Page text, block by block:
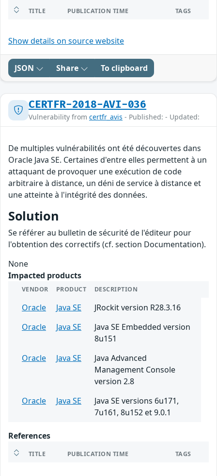
TITLE PUBLICATION TIME TAGS
Show details on source website
JSON Share To clipboard
CERTFR-2018-AVI-036
Vulnerability from certfr_avis - Published: - Updated:
De multiples vulnérabilités ont été découvertes dans
Oracle Java SE. Certaines d'entre elles permettent à un
attaquant de provoquer une exécution de code
arbitraire à distance, un déni de service à distance et
une atteinte à l'intégrité des données.
Solution
Se référer au bulletin de sécurité de l'éditeur pour
l'obtention des correctifs (cf. section Documentation).
None
Impacted products
VENDOR PRODUCT DESCRIPTION
Oracle Java SE
JRockit version R28.3.16
Oracle
Java SE
Java SE Embedded version
8u151
Oracle
Java SE
Java Advanced
Management Console
version 2.8
Oracle
Java SE
Java SE versions 6u171,
7u161, 8u152 et 9.0.1
References
TITLE PUBLICATION TIME TAGS